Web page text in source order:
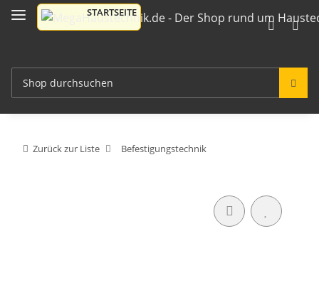
Zurück zur Liste Befestigungstechnik